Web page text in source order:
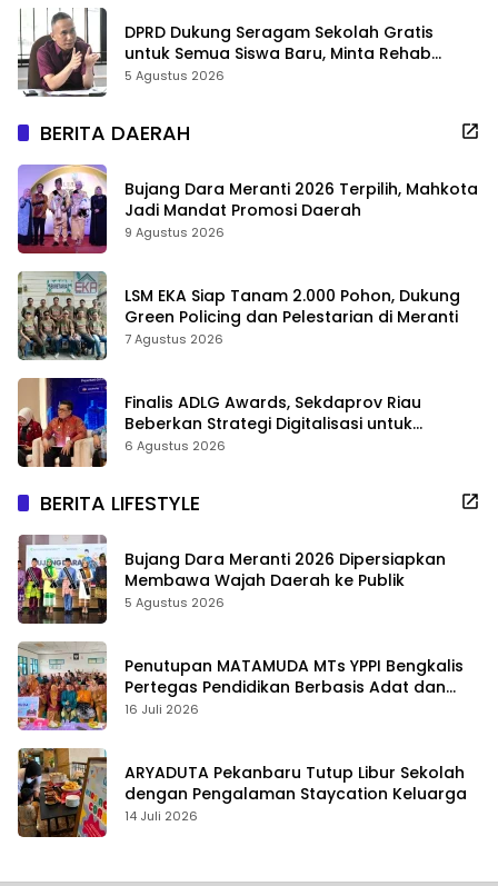
DPRD Dukung Seragam Sekolah Gratis
untuk Semua Siswa Baru, Minta Rehab
Sekolah Jangan Dikurangi
5 Agustus 2026
BERITA DAERAH
Bujang Dara Meranti 2026 Terpilih, Mahkota
Jadi Mandat Promosi Daerah
9 Agustus 2026
LSM EKA Siap Tanam 2.000 Pohon, Dukung
Green Policing dan Pelestarian di Meranti
7 Agustus 2026
Finalis ADLG Awards, Sekdaprov Riau
Beberkan Strategi Digitalisasi untuk
Tingkatkan Layanan Publik
6 Agustus 2026
BERITA LIFESTYLE
Bujang Dara Meranti 2026 Dipersiapkan
Membawa Wajah Daerah ke Publik
5 Agustus 2026
Penutupan MATAMUDA MTs YPPI Bengkalis
Pertegas Pendidikan Berbasis Adat dan
Karakter
16 Juli 2026
ARYADUTA Pekanbaru Tutup Libur Sekolah
dengan Pengalaman Staycation Keluarga
14 Juli 2026